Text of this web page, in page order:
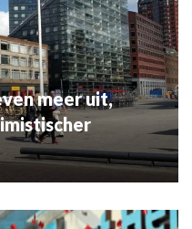
meer uit,